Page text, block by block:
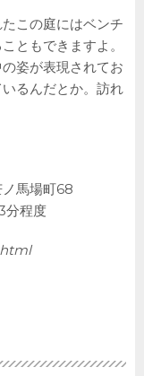
この庭にはベンチ
ともできますよ。
姿が表現されてお
るんだとか。訪れ
馬場町68
分程度